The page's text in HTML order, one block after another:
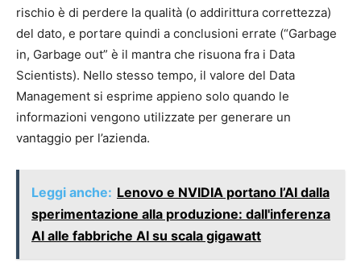
rischio è di perdere la qualità (o addirittura correttezza)
del dato, e portare quindi a conclusioni errate (“Garbage
in, Garbage out” è il mantra che risuona fra i Data
Scientists). Nello stesso tempo, il valore del Data
Management si esprime appieno solo quando le
informazioni vengono utilizzate per generare un
vantaggio per l’azienda.
Leggi anche: Lenovo e NVIDIA portano l’AI dalla
sperimentazione alla produzione: dall'inferenza
AI alle fabbriche AI su scala gigawatt